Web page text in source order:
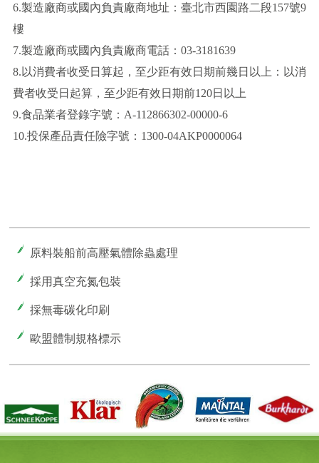
6.製造廠商或國內負責廠商地址：臺北市西園路二段157號9
樓
7.製造廠商或國內負責廠商電話：03-3181639
8.以消費者收受日算起，至少距有效日期前幾日以上：以消
費者收受日起算，至少距有效日期前120日以上
9.食品業者登錄字號：A-112866302-00000-6
10.投保產品責任險字號：1300-04AKP0000064
原料裝船前高壓氣體除蟲處理
採用真空充氮包裝
採無毒碳化印刷
歐盟體制規格標示